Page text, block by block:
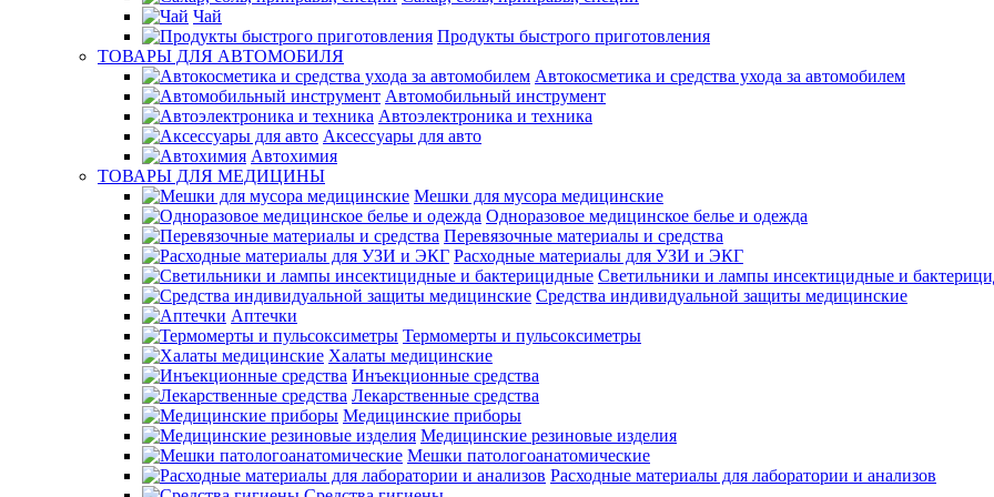
Чай
Продукты быстрого приготовления
ТОВАРЫ ДЛЯ АВТОМОБИЛЯ
Автокосметика и средства ухода за автомобилем
Автомобильный инструмент
Автоэлектроника и техника
Аксессуары для авто
Автохимия
ТОВАРЫ ДЛЯ МЕДИЦИНЫ
Мешки для мусора медицинские
Одноразовое медицинское белье и одежда
Перевязочные материалы и средства
Расходные материалы для УЗИ и ЭКГ
Светильники и лампы инсектицидные и
Средства индивидуальной защиты медицинские
Аптечки
Термомерты и пульсоксиметры
Халаты медицинские
Инъекционные средства
Лекарственные средства
Медицинские приборы
Медицинские резиновые изделия
Мешки патологоанатомические
Расходные материалы для лаборатории и анализов